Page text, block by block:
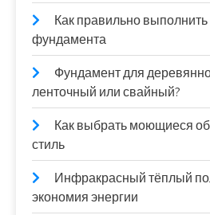
Как правильно
фундамента
Фундамент для
ленточный или свайный?
Как выбрать моющиеся
стиль
Инфракрасный тёплый
экономия энергии